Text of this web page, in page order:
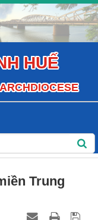
HUẾ
Trung